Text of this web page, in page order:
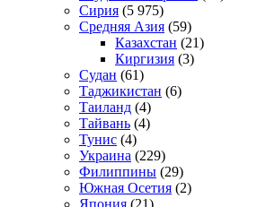
Сирия (5 975)
Средняя Азия (59)
Казахстан (21)
Киргизия (3)
Судан (61)
Таджикистан (6)
Таиланд (4)
Тайвань (4)
Тунис (4)
Украина (229)
Филиппины (29)
Южная Осетия (2)